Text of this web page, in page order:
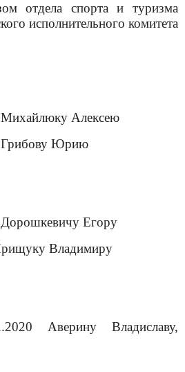
отдела спорта и туризма
исполнительного комитета
Алексею
Юрию
Егору
Владимиру
Аверину Владиславу,